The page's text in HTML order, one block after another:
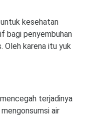
kesehatan
bagi penyembuhan
Oleh karena itu yuk
terjadinya
air